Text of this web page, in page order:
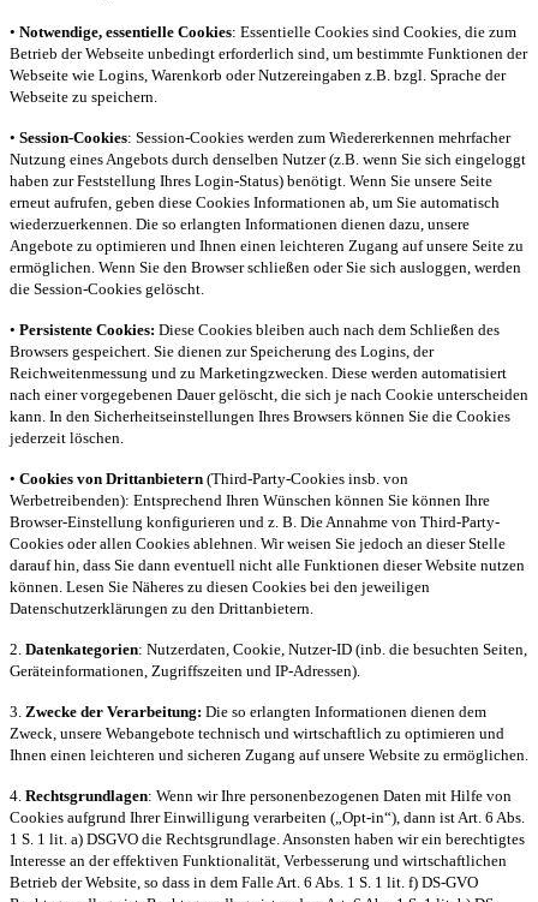
• Notwendige, essentielle Cookies: Essentielle Cookies sind Cookies, die zum
Betrieb der Webseite unbedingt erforderlich sind, um bestimmte Funktionen der
Webseite wie Logins, Warenkorb oder Nutzereingaben z.B. bzgl. Sprache der
Webseite zu speichern.
• Session-Cookies: Session-Cookies werden zum Wiedererkennen mehrfacher
Nutzung eines Angebots durch denselben Nutzer (z.B. wenn Sie sich eingeloggt
haben zur Feststellung Ihres Login-Status) benötigt. Wenn Sie unsere Seite
erneut aufrufen, geben diese Cookies Informationen ab, um Sie automatisch
wiederzuerkennen. Die so erlangten Informationen dienen dazu, unsere
Angebote zu optimieren und Ihnen einen leichteren Zugang auf unsere Seite zu
ermöglichen. Wenn Sie den Browser schließen oder Sie sich ausloggen, werden
die Session-Cookies gelöscht.
• Persistente Cookies: Diese Cookies bleiben auch nach dem Schließen des
Browsers gespeichert. Sie dienen zur Speicherung des Logins, der
Reichweitenmessung und zu Marketingzwecken. Diese werden automatisiert
nach einer vorgegebenen Dauer gelöscht, die sich je nach Cookie unterscheiden
kann. In den Sicherheitseinstellungen Ihres Browsers können Sie die Cookies
jederzeit löschen.
• Cookies von Drittanbietern (Third-Party-Cookies insb. von
Werbetreibenden): Entsprechend Ihren Wünschen können Sie können Ihre
Browser-Einstellung konfigurieren und z. B. Die Annahme von Third-Party-
Cookies oder allen Cookies ablehnen. Wir weisen Sie jedoch an dieser Stelle
darauf hin, dass Sie dann eventuell nicht alle Funktionen dieser Website nutzen
können. Lesen Sie Näheres zu diesen Cookies bei den jeweiligen
Datenschutzerklärungen zu den Drittanbietern.
2. Datenkategorien: Nutzerdaten, Cookie, Nutzer-ID (inb. die besuchten Seiten,
Geräteinformationen, Zugriffszeiten und IP-Adressen).
3. Zwecke der Verarbeitung: Die so erlangten Informationen dienen dem
Zweck, unsere Webangebote technisch und wirtschaftlich zu optimieren und
Ihnen einen leichteren und sicheren Zugang auf unsere Website zu ermöglichen.
4. Rechtsgrundlagen: Wenn wir Ihre personenbezogenen Daten mit Hilfe von
Cookies aufgrund Ihrer Einwilligung verarbeiten („Opt-in“), dann ist Art. 6 Abs.
1 S. 1 lit. a) DSGVO die Rechtsgrundlage. Ansonsten haben wir ein berechtigtes
Interesse an der effektiven Funktionalität, Verbesserung und wirtschaftlichen
Betrieb der Website, so dass in dem Falle Art. 6 Abs. 1 S. 1 lit. f) DS-GVO